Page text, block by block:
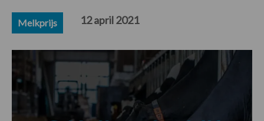
Melkprijs 12 april 2021